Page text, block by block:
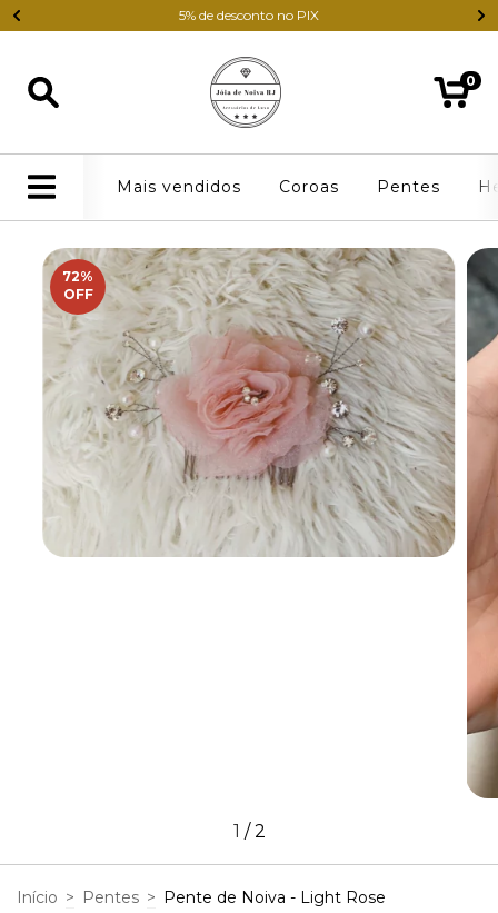
5% de desconto no PIX
0
Mais vendidos Coroas Pentes
72%
OFF
1 /2
Início > Pentes > Pente de Noiva - Light Rose